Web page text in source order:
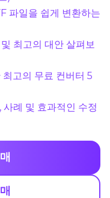
파일을 쉽게 변환하는
최고의 대안 살펴보
고의 무료 컨버터 5
례 및 효과적인 수정